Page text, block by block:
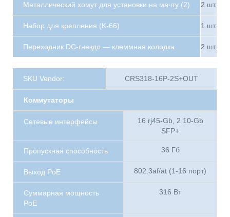
Металлический хомут для установки на мачту (2) 2 шт.
Набор для крепления (K-66) 1 шт.
Переходник DC-гнездо — клеммная колодка 2 шт.
SKU Vendor: CRS318-16P-2S+OUT
Коммутаторы
Сетевые интерфейсы
16 rj45-Gb, 2 10-Gb
SFP+
Пропускная способность 36 Гб
Выход PoE 802.3af/at (1-16 порт)
Суммарная мощность
PoE
316 Вт